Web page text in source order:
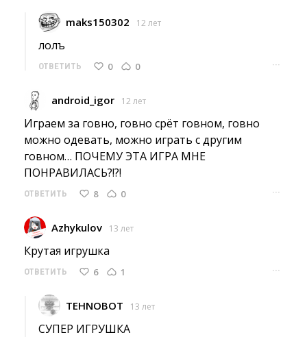
maks150302 12 лет
лолъ
ОТВЕТИТЬ 0 0 ···
android_igor 12 лет
Играем за говно, говно срёт говном, говно
можно одевать, можно играть с другим
говном… ПОЧЕМУ ЭТА ИГРА МНЕ
ПОНРАВИЛАСЬ?!?!
ОТВЕТИТЬ 8 0 ···
Azhykulov 13 лет
Крутая игрушка
ОТВЕТИТЬ 6 1 ···
TEHNOBOT 13 лет
СУПЕР ИГРУШКА